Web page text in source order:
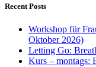
Recent Posts
Workshop für
Oktober 2026)
Letting Go:
Kurs – montags: